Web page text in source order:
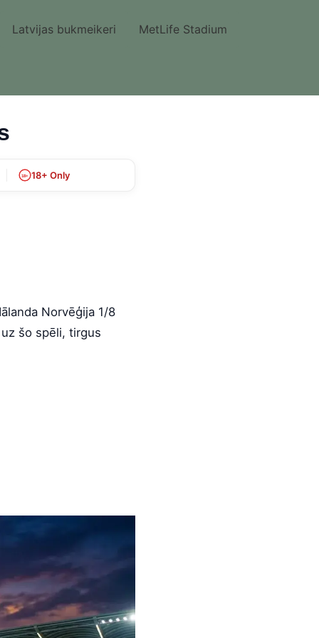
Latvijas bukmeikeri MetLife Stadium
18+ 18+ Only
Norvēģija 1/8
šo spēli, tirgus